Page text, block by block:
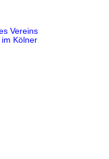
Vereins
Kölner